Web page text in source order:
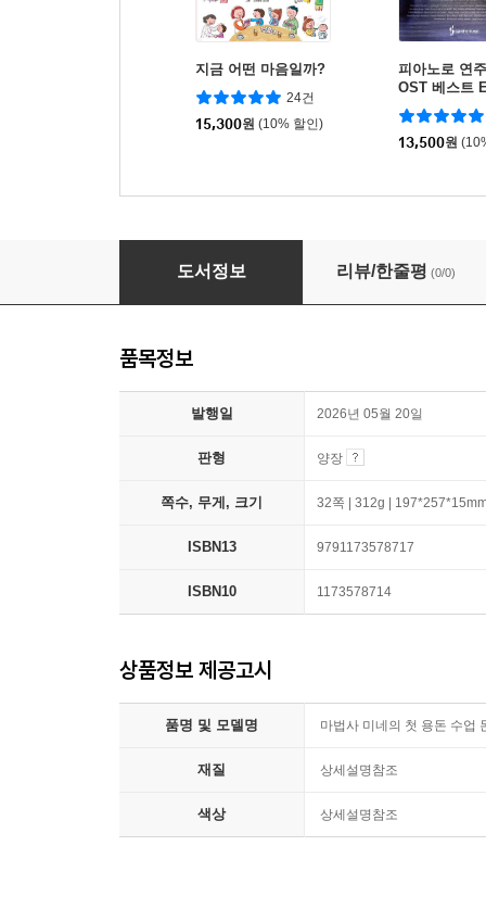
지금 어떤 마음일까?
24건
15,300원 (10% 할인)
피아노로 연
OST 베스트
13,500원
마법사 미네의 첫 용돈 수업 돈은 마법보다 어려
도서정보 리뷰/한줄평 (0/0)
품목정보
발행일 2026년 05월 20일
판형 양장
쪽수, 무게, 크기 32쪽 | 312g |
ISBN13 9791173578717
ISBN10 1173578714
상품정보 제공고시
품명 및 모델명 마법사 미네의 첫 용돈 수업
재질 상세설명참조
색상 상세설명참조